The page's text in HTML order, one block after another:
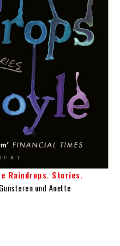
Raindrops. Stories.
und Anette